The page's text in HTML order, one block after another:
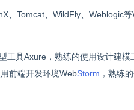
、Tomcat、WildFly、Weblogic
工具Axure，熟练的使用设计建
前端开发环境WebStorm ，熟练